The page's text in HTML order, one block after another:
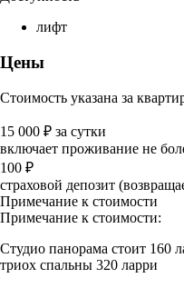
лифт
Цены
Стоимость указана за
15 000 ₽ за сутки
включает проживание не
100 ₽
страховой депозит
Примечание к стоимости
Примечание к стоимости:
Студио панорама стоит 160
триох спальны 320 ларри